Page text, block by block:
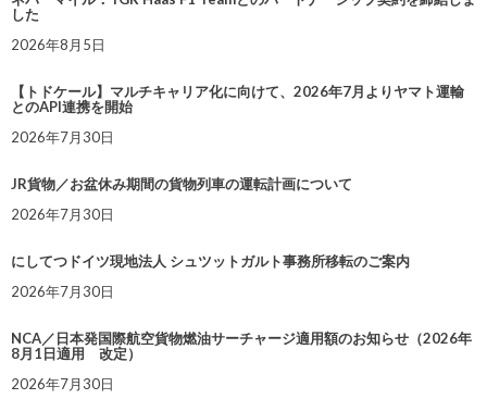
した
2026年8月5日
【トドケール】マルチキャリア化に向けて、2026年7月よりヤマト運輸
とのAPI連携を開始
2026年7月30日
JR貨物／お盆休み期間の貨物列車の運転計画について
2026年7月30日
にしてつドイツ現地法人 シュツットガルト事務所移転のご案内
2026年7月30日
NCA／日本発国際航空貨物燃油サーチャージ適用額のお知らせ（2026年
8月1日適用 改定）
2026年7月30日